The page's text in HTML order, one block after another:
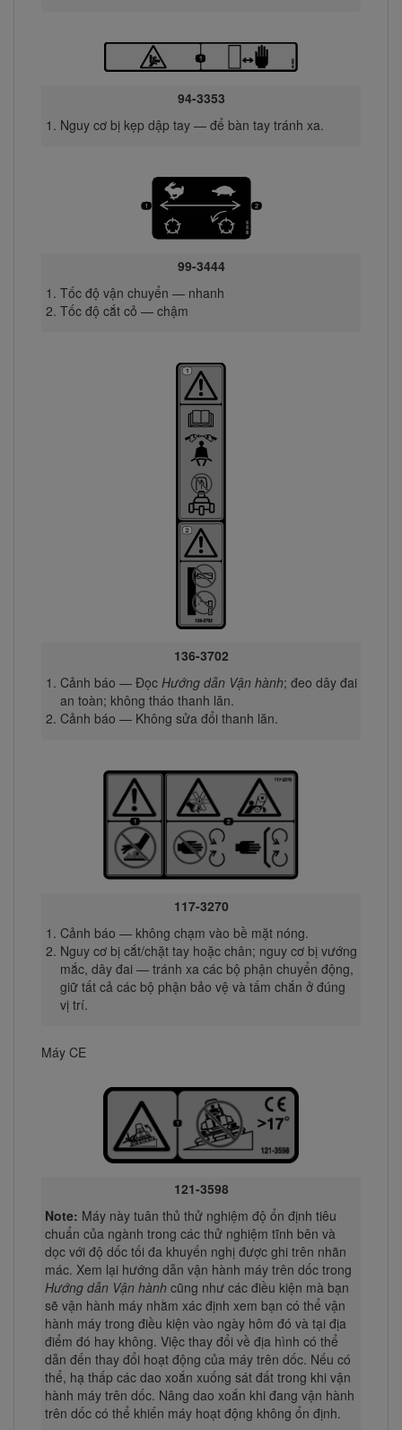
94-3353
Nguy cơ bị kẹp dập tay — để bàn tay tránh xa.
99-3444
Tốc độ vận chuyển — nhanh
Tốc độ cắt cỏ — chậm
136-3702
Cảnh báo — Đọc Hướng dẫn Vận hành; đeo dây đai
an toàn; không tháo thanh lăn.
Cảnh báo — Không sửa đổi thanh lăn.
117-3270
Cảnh báo — không chạm vào bề mặt nóng.
Nguy cơ bị cắt/chặt tay hoặc chân; nguy cơ bị vướng
mắc, dây đai — tránh xa các bộ phận chuyển động,
giữ tất cả các bộ phận bảo vệ và tấm chắn ở đúng
vị trí.
Máy CE
121-3598
Note: Máy này tuân thủ thử nghiệm độ ổn định tiêu
chuẩn của ngành trong các thử nghiệm tĩnh bên và
dọc với độ dốc tối đa khuyến nghị được ghi trên nhãn
mác. Xem lại hướng dẫn vận hành máy trên dốc trong
Hướng dẫn Vận hànhcũng như các điều kiện mà bạn
sẽ vận hành máy nhằm xác định xem bạn có thể vận
hành máy trong điều kiện vào ngày hôm đó và tại địa
điểm đó hay không. Việc thay đổi về địa hình có thể
dẫn đến thay đổi hoạt động của máy trên dốc. Nếu có
thể, hạ thấp các dao xoắn xuống sát đất trong khi vận
hành máy trên dốc. Nâng dao xoắn khi đang vận hành
trên dốc có thể khiến máy hoạt động không ổn định.